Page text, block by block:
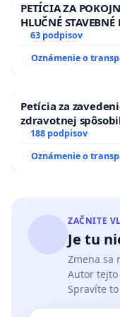
PETÍCIA ZA
HLUČNÉ
13.00 HOD., CEZ
HOD. A
ĎUMBIERSKEJ/
63 podpisov
Oznámenie o
Petícia za
zdravotnej
pri prijímaní do
188 podpisov
Oznámenie o
ZAČNITE
Je tu
Zmena sa
Autor tejto
Spravíte